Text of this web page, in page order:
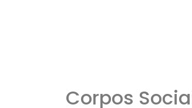
Corpos